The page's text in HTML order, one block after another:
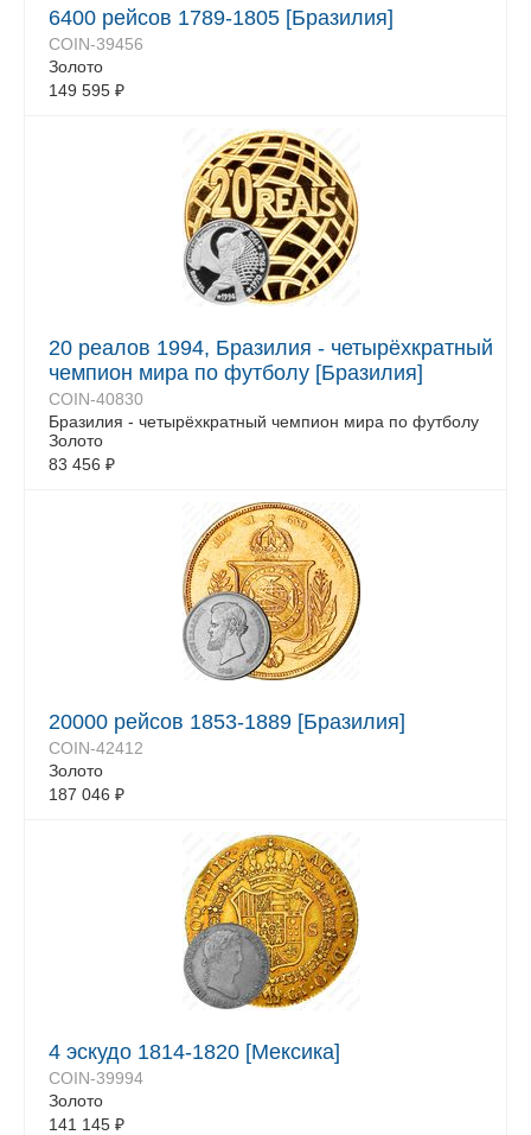
6400 рейсов 1789-1805 [Бразилия]
COIN-39456
Золото
149 595 ₽
20 реалов 1994, Бразилия - четырёхкратный
чемпион мира по футболу [Бразилия]
COIN-40830
Бразилия - четырёхкратный чемпион мира по футболу
Золото
83 456 ₽
20000 рейсов 1853-1889 [Бразилия]
COIN-42412
Золото
187 046 ₽
4 эскудо 1814-1820 [Мексика]
COIN-39994
Золото
141 145 ₽